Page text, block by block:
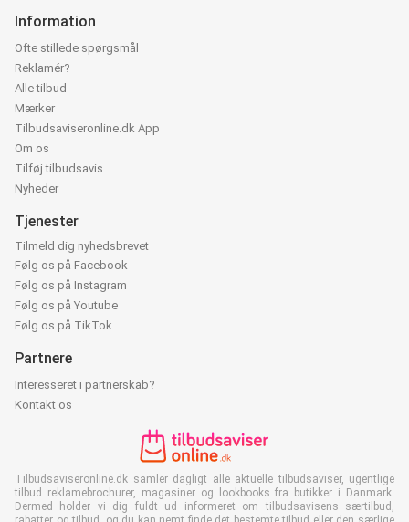
Information
Ofte stillede spørgsmål
Reklamér?
Alle tilbud
Mærker
Tilbudsaviseronline.dk App
Om os
Tilføj tilbudsavis
Nyheder
Tjenester
Tilmeld dig nyhedsbrevet
Følg os på Facebook
Følg os på Instagram
Følg os på Youtube
Følg os på TikTok
Partnere
Interesseret i partnerskab?
Kontakt os
Tilbudsaviseronline.dk samler dagligt alle aktuelle tilbudsaviser, ugentlige
tilbud reklamebrochurer, magasiner og lookbooks fra butikker i Danmark.
Dermed holder vi dig fuldt ud informeret om tilbudsavisens særtilbud,